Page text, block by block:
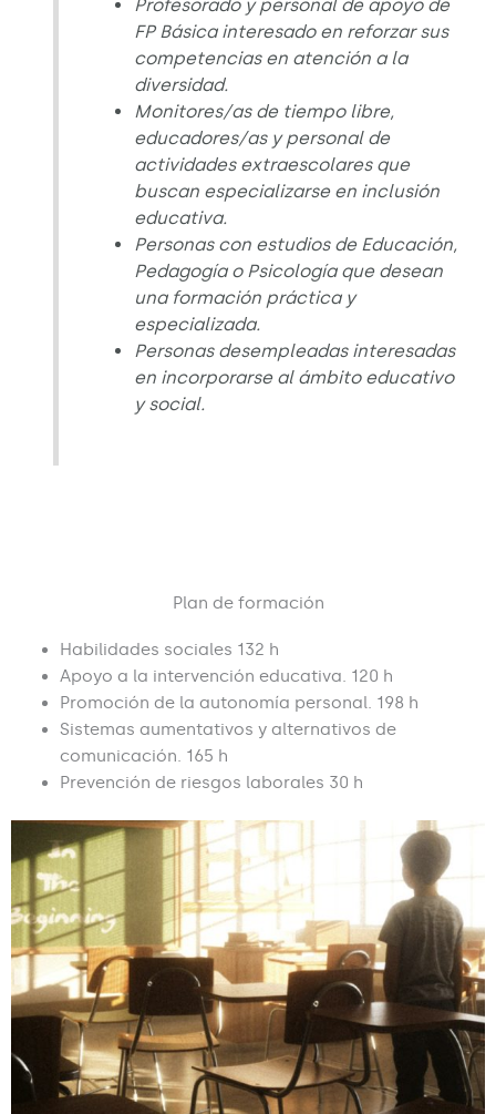
Profesorado y personal de apoyo de
FP Básica interesado en reforzar sus
competencias en atención a la
diversidad.
Monitores/as de tiempo libre,
educadores/as y personal de
actividades extraescolares que
buscan especializarse en inclusión
educativa.
Personas con estudios de Educación,
Pedagogía o Psicología que desean
una formación práctica y
especializada.
Personas desempleadas interesadas
en incorporarse al ámbito educativo
y social.
Plan de formación
Habilidades sociales 132 h
Apoyo a la intervención educativa. 120 h
Promoción de la autonomía personal. 198 h
Sistemas aumentativos y alternativos de
comunicación. 165 h
Prevención de riesgos laborales 30 h